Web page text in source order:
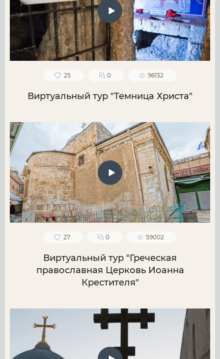
25 0 96132
Виртуальный тур "Темница Христа"
27 0 59002
Виртуальный тур "Греческая
православная Церковь Иоанна
Крестителя"